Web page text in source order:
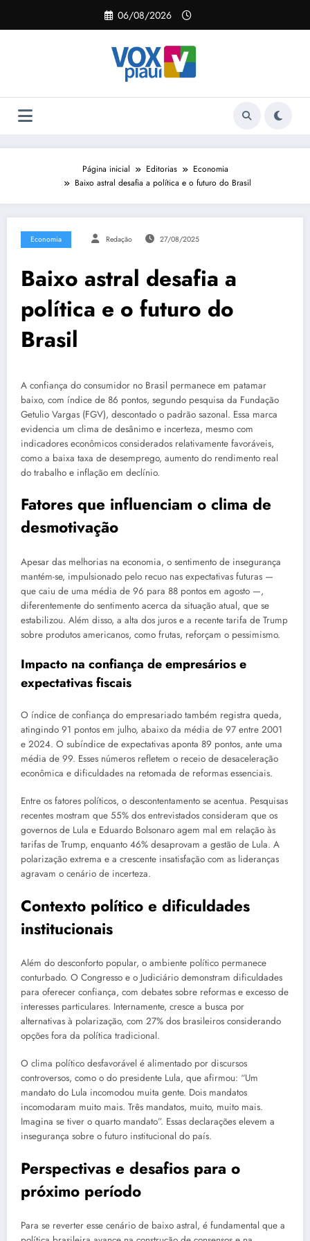
o
06/08/2026
Página inicial Editorias
Economia
Baixo astral desafia a política e o futuro do Brasil
Economia Redação 27/08/2025
Baixo astral desafia a
política e o futuro do
Brasil
A confiança do consumidor no Brasil permanece em patamar
baixo, com índice de 86 pontos, segundo pesquisa da Fundação
Getulio Vargas (FGV), descontado o padrão sazonal. Essa marca
evidencia um clima de desânimo e incerteza, mesmo com
indicadores econômicos considerados relativamente favoráveis,
como a baixa taxa de desemprego, aumento do rendimento real
do trabalho e inflação em declínio.
Fatores que influenciam o clima de
desmotivação
Apesar das melhorias na economia, o sentimento de insegurança
mantém-se, impulsionado pelo recuo nas expectativas futuras —
que caiu de uma média de 96 para 88 pontos em agosto —,
diferentemente do sentimento acerca da situação atual, que se
estabilizou. Além disso, a alta dos juros e a recente tarifa de Trump
sobre produtos americanos, como frutas, reforçam o pessimismo.
Impacto na confiança de empresários e
expectativas fiscais
O índice de confiança do empresariado também registra queda,
atingindo 91 pontos em julho, abaixo da média de 97 entre 2001
e 2024. O subíndice de expectativas aponta 89 pontos, ante uma
média de 99. Esses números refletem o receio de desaceleração
econômica e dificuldades na retomada de reformas essenciais.
Entre os fatores políticos, o descontentamento se acentua. Pesquisas
recentes mostram que 55% dos entrevistados consideram que os
governos de Lula e Eduardo Bolsonaro agem mal em relação às
tarifas de Trump, enquanto 46% desaprovam a gestão de Lula. A
polarização extrema e a crescente insatisfação com as lideranças
agravam o cenário de incerteza.
Contexto político e dificuldades
institucionais
Além do desconforto popular, o ambiente político permanece
conturbado. O Congresso e o Judiciário demonstram dificuldades
para oferecer confiança, com debates sobre reformas e excesso de
interesses particulares. Internamente, cresce a busca por
alternativas à polarização, com 27% dos brasileiros considerando
opções fora da política tradicional.
O clima político desfavorável é alimentado por discursos
controversos, como o do presidente Lula, que afirmou: “Um
mandato do Lula incomodou muita gente. Dois mandatos
incomodaram muito mais. Três mandatos, muito, muito mais.
Imagina se tiver o quarto mandato”. Essas declarações elevem a
insegurança sobre o futuro institucional do país.
Perspectivas e desafios para o
próximo período
Para se reverter esse cenário de baixo astral, é fundamental que a